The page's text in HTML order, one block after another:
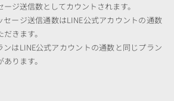
ジ送信数としてカウントされます。
ージ送信通数はLINE公式アカウントの通数
きます。
はLINE公式アカウントの通数と同じプラン
ります。